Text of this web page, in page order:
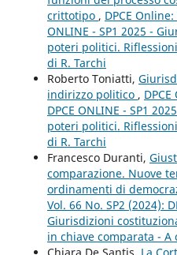
crittotipo , DPCE Online:
ONLINE - SP1 2025 -
poteri politici.
di R. Tarchi
Roberto Toniatti,
indirizzo politico ,
DPCE ONLINE - SP1
poteri politici.
di R. Tarchi
Francesco Duranti,
comparazione. Nuove
ordinamenti di
Vol. 66 No. SP2 (2024):
Giurisdizioni
in chiave comparata - A